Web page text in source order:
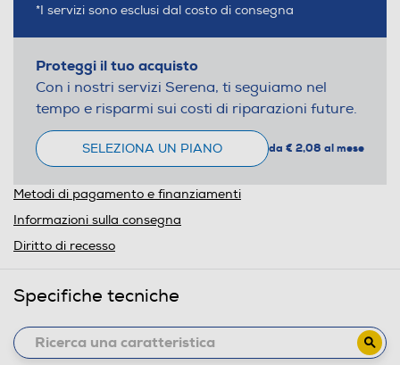
*I servizi sono esclusi dal costo di consegna
Proteggi il tuo acquisto
Con i nostri servizi Serena, ti seguiamo nel
tempo e risparmi sui costi di riparazioni future.
SELEZIONA UN PIANO da € 2,08 al mese
Metodi di pagamento e finanziamenti
Informazioni sulla consegna
Diritto di recesso
Specifiche tecniche